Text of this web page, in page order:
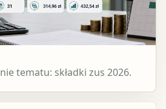
tematu: składki zus 2026.